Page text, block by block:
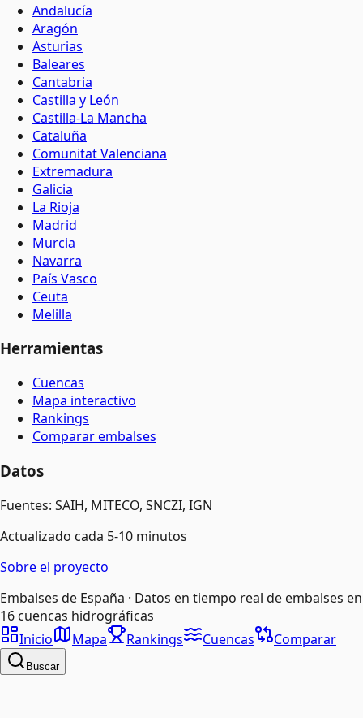
Andalucía
Aragón
Asturias
Baleares
Cantabria
Castilla y León
Castilla-La Mancha
Cataluña
Comunitat Valenciana
Extremadura
Galicia
La Rioja
Madrid
Murcia
Navarra
País Vasco
Ceuta
Melilla
Herramientas
Cuencas
Mapa interactivo
Rankings
Comparar embalses
Datos
Fuentes: SAIH, MITECO, SNCZI, IGN
Actualizado cada 5-10 minutos
Sobre el proyecto
Embalses de España · Datos en tiempo real de embalses en
16 cuencas hidrográficas
Inicio
Mapa Rankings Cuencas Comparar
Buscar